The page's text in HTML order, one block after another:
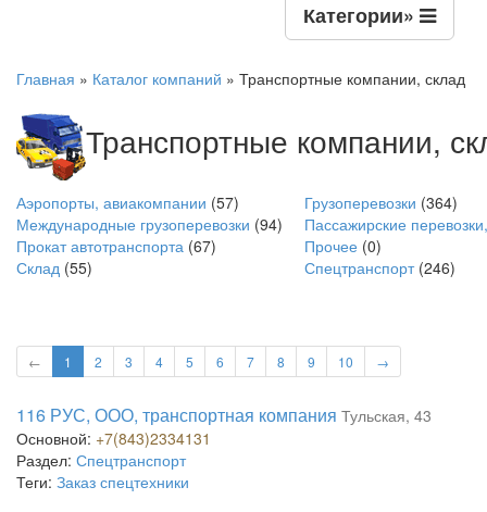
Категории»
Главная » Каталог компаний » Транспортные компании, склад
Транспортные компании,
Аэропорты, авиакомпании (57) Грузоперевозки (364)
Международные грузоперевозки (94)
Пассажирские
Прокат автотранспорта (67) Прочее (0)
Склад (55) Спецтранспорт(246)
← 1 2 3 4 5 6 7 8 9 10 →
116 РУС, ООО, транспортная компания Тульская, 43
Основной: +7(843)2334131
Раздел: Спецтранспорт
Теги: Заказ спецтехники